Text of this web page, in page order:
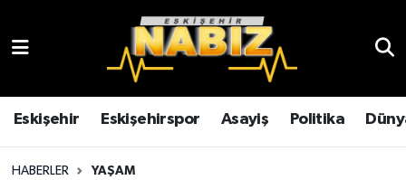
Eskişehir Eskişehirspor Asayiş Politika
HABERLER YAŞAM
Çevre
Eskişehir Hava Durumu
Eskişehir Trafik Yoğunluk Haritası